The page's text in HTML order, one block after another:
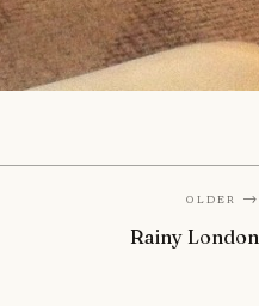
Older →
Rainy London